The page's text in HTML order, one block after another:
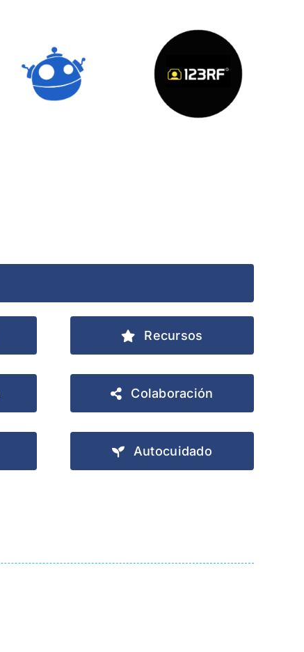
Freepik 123RF
Recursos
Colaboración
Autocuidado